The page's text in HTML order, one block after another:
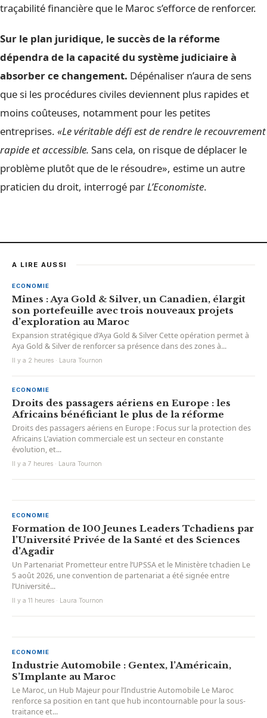
traçabilité financière que le Maroc s’efforce de renforcer.
Sur le plan juridique, le succès de la réforme
dépendra de la capacité du système judiciaire à
absorber ce changement. Dépénaliser n’aura de sens
que si les procédures civiles deviennent plus rapides et
moins coûteuses, notamment pour les petites
entreprises. «Le véritable défi est de rendre le recouvrement
rapide et accessible. Sans cela, on risque de déplacer le
problème plutôt que de le résoudre», estime un autre
praticien du droit, interrogé parL’Economiste.
A LIRE AUSSI
ECONOMIE
Mines : Aya Gold & Silver, un Canadien, élargit
son portefeuille avec trois nouveaux projets
d’exploration au Maroc
Expansion stratégique d’Aya Gold & Silver Cette opération permet à
Aya Gold & Silver de renforcer sa présence dans des zones à...
Il y a 2 heures · Laura Tournon
ECONOMIE
Droits des passagers aériens en Europe : les
Africains bénéficiant le plus de la réforme
Droits des passagers aériens en Europe : Focus sur la protection des
Africains L’aviation commerciale est un secteur en constante
évolution, et...
Il y a 7 heures · Laura Tournon
ECONOMIE
Formation de 100 Jeunes Leaders Tchadiens par
l’Université Privée de la Santé et des Sciences
d’Agadir
Un Partenariat Prometteur entre l’UPSSA et le Ministère tchadien Le
5 août 2026, une convention de partenariat a été signée entre
l’Université...
Il y a 11 heures · Laura Tournon
ECONOMIE
Industrie Automobile : Gentex, l’Américain,
S’Implante au Maroc
Le Maroc, un Hub Majeur pour l’Industrie Automobile Le Maroc
renforce sa position en tant que hub incontournable pour la sous-
traitance et...